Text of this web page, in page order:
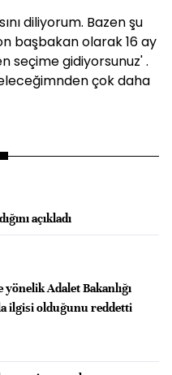
diliyorum. Bazen şu
başbakan olarak 16 ay
seçime gidiyorsunuz' .
çok daha
açıkladı
yönelik Adalet Bakanlığı
ilgisi olduğunu reddetti